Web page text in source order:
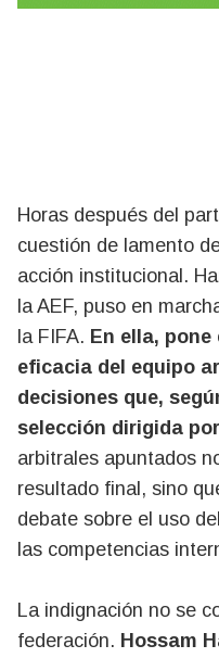
Horas después del
cuestión de lamento
acción institucional.
la AEF, puso en
la FIFA. En ella,
eficacia del equipo
decisiones que,
selección dirigida
arbitrales apuntados
resultado final, sino
debate sobre el uso
las competencias
La indignación no se
federación. Hossam